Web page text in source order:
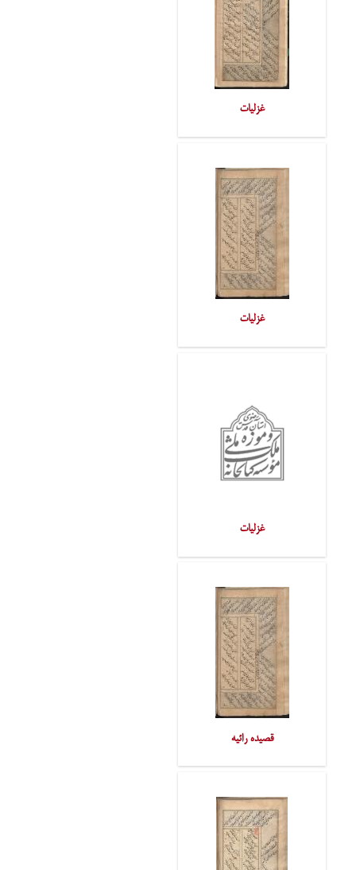
غزلیات
غزلیات
غزلیات
قصیده رائیه